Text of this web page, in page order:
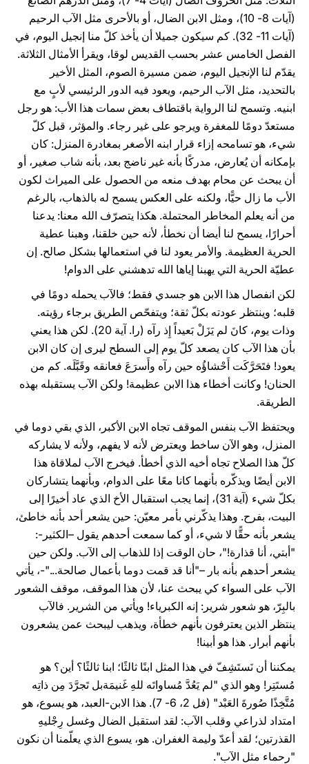
(آيات 8- 10)، ومثل الابن الضال، أو بالأحرى مثل الآب الرحيم
(آيات 11- 32). كم سيكون جميلا أن يأخذ كلّ منا إنجيل اليوم، في
الفصل الخامس عشر بحسب القديس لوقا، ويقرأ الأمثال الثلاثة.
يقدّم لنا الإنجيل اليوم، ضمن مسيرة الصوم، المثل الأخير
بالتحديد، مثل الآب الرحيم، ويعود فيه الدور الرئيسي لأبٍ مع
ابنيه. وتسمح لنا الرواية باقتطاف بعض سمات هذا الأب: هو رجل
مستعدّ دومًا للمغفرة ويرجو على غير رجاء. والمؤثر، قبل كلّ
شيء، هو تسامحه إزاء قرار ابنه الأصغر بمغادرة المنزل: كان
بإمكانه أن يُعارض، مدركًا بأنه غير ناضج بعد، بأنه شاب صغير، أو
أن يبحث عن محام بهدف منعه من الحصول على الميراث لكون
الأب ما زال حيًّا، ولكنه على العكس يسمح له بالذهاب، بالرغم
من أنه يعلم المخاطر المحتملة. هكذا يتصرّف الله معنا: يدعنا
أحرارًا، يسمح لنا أيضا أن نخطأ، لأنه حين خلقنا، وهبنا عطية
الحرية العظيمة. والأمر يعود لنا في استعمالها بشكل صالح. إن
عطيّة الحرية التي يهبنا إياها الله تدهشني على الدوام!
لكن انفصال هذا الابن هو جسدي فقط؛ فالآب يحمله دومًا في
قلبه؛ وينتظر عودته بكلّ ثقة؛ ويتفحّص الطريق برجاء رؤيته.
وذات يوم، كانَ لم يَزَلْ بَعيداً إِذ رآه (را. آية 20). لكن هذا يعني
بأن هذا الآب كان يصعد كلّ يوم إلى السطح ليرى إن كان الابن
يعود! فتَحَرَّكَت أَحْشاؤُه حين رآه وأَسرَعَ فعانقه وقَبَّلَه. كم من
الحنان! وكانت أخطاء هذا الابن عظيمة! ولكن الآب يستقبله بهذه
الطريقة.
ويحتفظ الآب بنفس الموقف تجاه الابن الأكبر، الذي بقي دوما في
المنزل، وهو الآن ساخط ويعترض لأنه لا يفهم، ولأنه لا يشاركه
كلّ هذا الصلاح تجاه أخيه الذي أخطأ. فيخرج الآب لملاقاة هذا
الابن أيضًا ويذكّره بأنهما كانا معًا على الدوام، وبأنهما يتشاركان
بكلّ شيء (آية 31)، إنما يجب استقبال الأخ الذي عاد أخيرًا إلى
البيت، بفرح. وهذا يذكّرني بأمر معيّن: حين يشعر أحد بأنه خاطئ،
يشعر بأنه حقًّا لا شيء، أو كما سمعت أحدهم يقول –الكثير-:
"أبتي، أنا قذارة!"، حان الوقت إذا للذهاب إلى الآب. ولكن حين
يشعر أحدهم بأنه بار –"أنا قد قمت دوما بأعمال صالحة..."-، يأتي
الآب على السواء كي يبحث عنا، لأن هذا الموقف، موقف الشعور
بالبِرّ، هو شعور شرير: إنه الكبرياء! ويأتي من الشرير. فالآب
ينتظر الذين يعترفون بأنهم خطأة، ويذهب ليبحث عمن يشعرون
بأنهم أبرار. هذا هو أبينا!
يمكننا أن نَستَشِفّ في هذا المثل ابنًا ثالثًا؛ ابنا ثالثًا؟ أين؟ هو
مُستَتِر! وهو الذي "لم يَعُدَّ مُساواتَه للهِ غَنيمَةبل تَجرَّدَ مِن ذاتِه
مُتَّخِذًا صُورةَ العَبْد" (فل 2، 6- 7). هذا الابن-العبد، هو يسوع، هو
امتداد لذراعي وقلب الآب: لقد استقبل الضال وغسل رِجْليهِ
القذرتين؛ لقد أعدّ وليمة الغفران. هو، يسوع الذي يعلّمنا أن نكون
"رحماء مثل الآب".